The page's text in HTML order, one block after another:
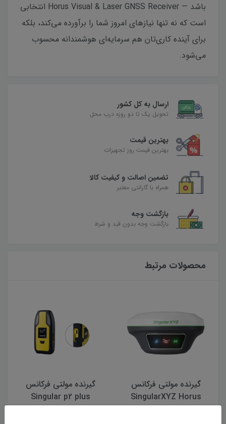
باشد — Horus Visual & Laser GNSS Receiver انتخابی
است که نه تنها نیازهای امروز شما را برآورده می‌کند، بلکه
برای آینده کاری‌تان هم سرمایه‌ای هوشمندانه محسوب
می‌شود.
ارسال به کل کشور
تحویل یک تا دو روزه درب محل
بهترین قیمت
بهترین قیمت روز تجهیزات
تضمین اصالت و کیفیت کالا
همراه با گارانتی معتبر
بازگشت وجه
بازگشت وجه بدون قید و شرط
محصولات مرتبط
گیرنده مولتی فرکانس
Singular p2 plus
گیرنده مولتی فرکانس
Singular XYZ – Orion One